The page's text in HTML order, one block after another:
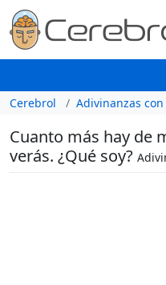
Cerebrol Adivinanzas
Cuanto más hay de
verás. ¿Qué soy?